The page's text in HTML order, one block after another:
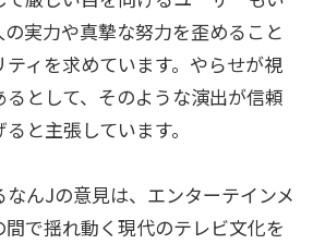
実力や真摯な努力を歪めること
ィを求めています。やらせが視
として、そのような演出が信頼
と主張しています。
んJの意見は、エンターテインメ
で揺れ動く現代のテレビ文化を